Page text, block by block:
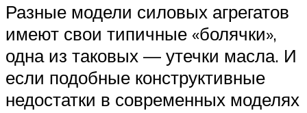
Разные модели силовых агрегатов
имеют свои типичные «болячки»,
одна из таковых — утечки масла. И
если подобные конструктивные
недостатки в современных моделях